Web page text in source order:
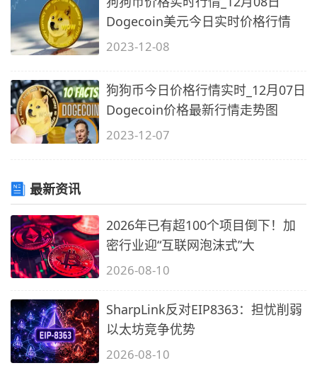
Dogecoin美元今日实时价格行情
2023-12-08
狗狗币今日价格行情实时_12月07日
Dogecoin价格最新行情走势图
2023-12-07
最新资讯
2026年已有超100个项目倒下！加
密行业迎“互联网泡沫式”大
2026-08-10
SharpLink反对EIP8363：担忧削弱
以太坊竞争优势
2026-08-10